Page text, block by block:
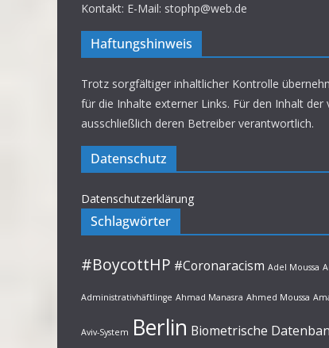
Kontakt: E-Mail: stophp@web.de
Haftungshinweis
Trotz sorgfältiger inhaltlicher Kontrolle
für die Inhalte externer Links. Für den Inhalt der
ausschließlich deren Betreiber verantwortlich.
Datenschutz
Datenschutzerklärung
Schlagwörter
#BoycottHP #Coronaracism Adel Moussa
Administrativhäftlinge Ahmad Manasra Ahmed Moussa
Aviv-System Berlin Biometrische